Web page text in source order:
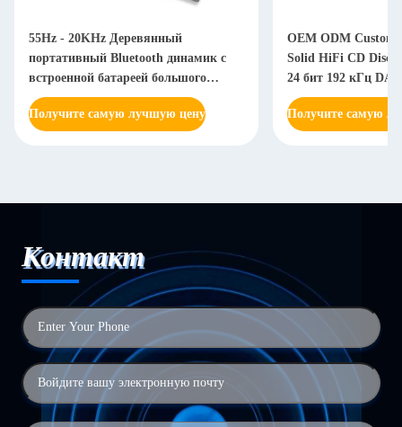
55Hz - 20KHz Деревянный
портативный Bluetooth динамик с
встроенной батареей большого
объема
Получите самую лучшую цену
OEM ODM Custom
Solid HiFi CD Disc
24 бит 192 кГц DAC
Получите самую
Контакт